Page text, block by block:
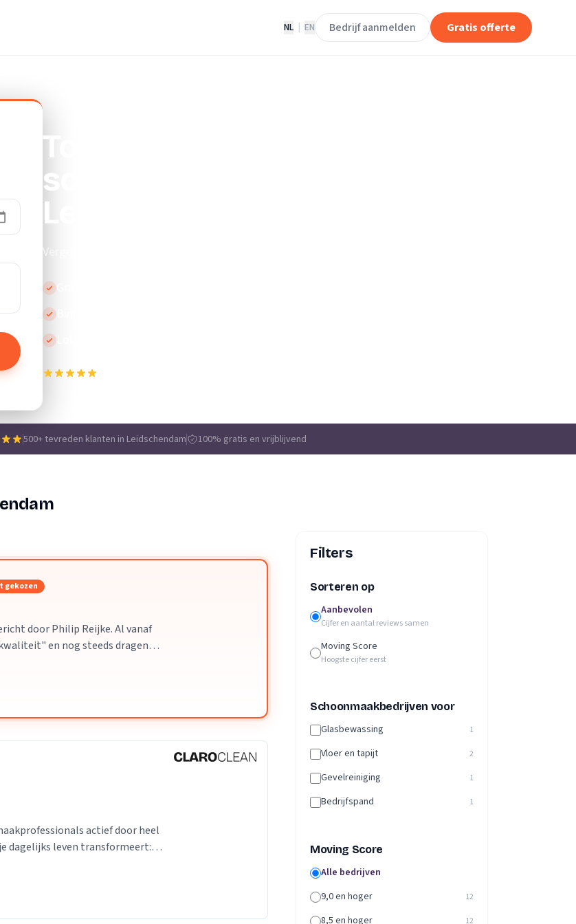
NL EN Bedrijf aanmelden Gratis offerte
Top 10 beste
schoonmaakbedrijven in
Leidschendam
Vergelijk de beste schoonmaakbedrijven in Leidschendam.
Gratis en vrijblijvend
Binnen 24 uur reactie
Lokale vakmensen
500+ tevreden klanten in Leidschendam 100% gratis en vrijblijvend
gekozen
door Philip Reijke. Al vanaf
en nog steeds dragen
actief door heel
dagelijks leven transformeert:
door heel Nederland. We
Filters
Sorteren op
Aanbevolen
Cijfer en aantal reviews samen
Moving Score
Hoogste cijfer eerst
Schoonmaakbedrijven voor
Glasbewassing 1
Vloer en tapijt 2
Gevelreiniging 1
Bedrijfspand 1
Moving Score
Alle bedrijven
9,0 en hoger
12
8,5 en hoger 12